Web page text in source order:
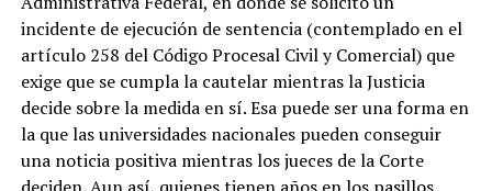
incidente de ejecución de sentencia (contemplado en el
artículo 258 del Código Procesal Civil y Comercial) que
exige que se cumpla la cautelar mientras la Justicia
decide sobre la medida en sí. Esa puede ser una forma en
la que las universidades nacionales pueden conseguir
una noticia positiva mientras los jueces de la Corte